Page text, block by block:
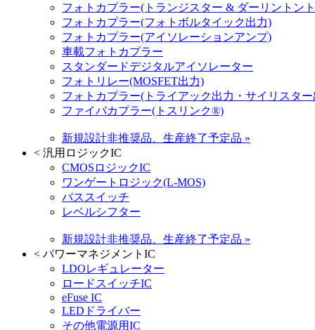
フォトカプラー(トランジスター & ダーリントン
フォトカプラー(フォトボルタイック出力)
フォトカプラー(アイソレーションアンプ)
車載フォトカプラー
スタンダードデジタルアイソレーター
フォトリレー(MOSFET出力)
フォトカプラー(トライアック出力・サイリスタ
ファイバカプラー(トスリンク®)
新規設計非推奨品、生産終了予定品 »
< 汎用ロジックIC
CMOSロジックIC
ワンゲートロジック(L-MOS)
バススイッチ
レベルシフター
新規設計非推奨品、生産終了予定品 »
< パワーマネジメントIC
LDOレギュレーター
ロードスイッチIC
eFuse IC
LEDドライバー
その他電源用IC